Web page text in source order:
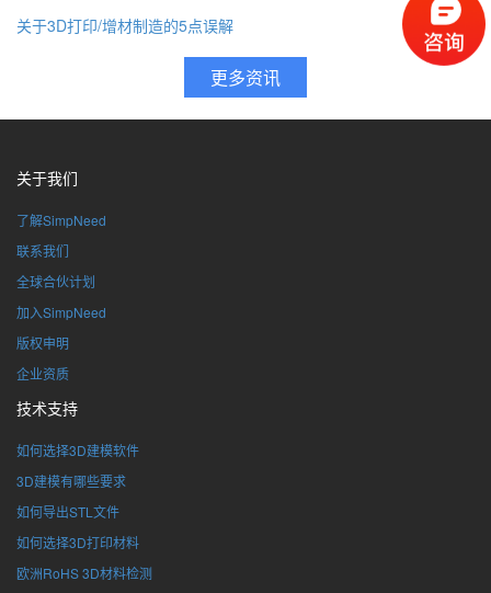
关于3D打印/增材制造的5点误解
关于我们
了解SimpNeed
联系我们
全球合伙计划
加入SimpNeed
版权申明
企业资质
技术支持
如何选择3D建模软件
3D建模有哪些要求
如何导出STL文件
如何选择3D打印材料
欧洲RoHS 3D材料检测